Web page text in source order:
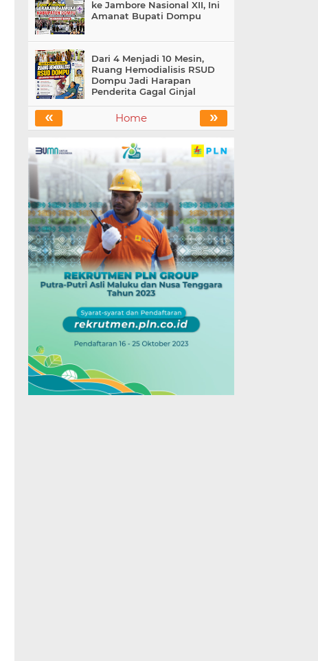
ke Jambore Nasional XII, Ini
Amanat Bupati Dompu
Dari 4 Menjadi 10 Mesin,
Ruang Hemodialisis RSUD
Dompu Jadi Harapan
Penderita Gagal Ginjal
« »
Home